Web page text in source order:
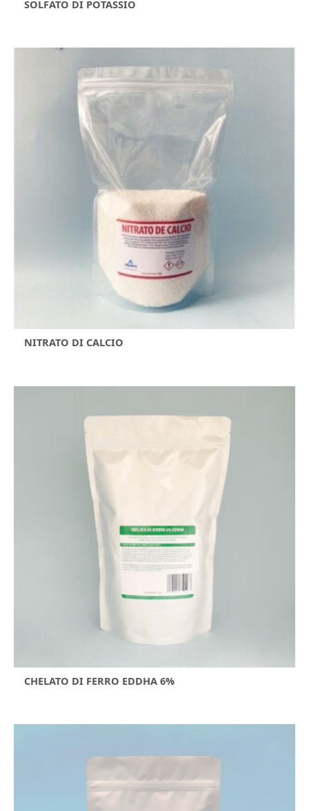
SOLFATO DI POTASSIO
NITRATO DI CALCIO
CHELATO DI FERRO EDDHA 6%